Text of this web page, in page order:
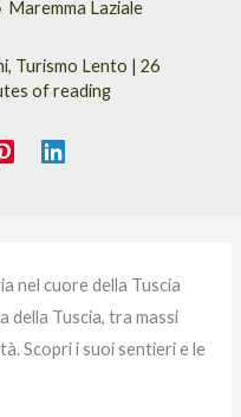
Maremma Laziale
, Turismo Lento | 26
of reading
nel cuore della Tuscia
della Tuscia, tra massi
Scopri i suoi sentieri e le